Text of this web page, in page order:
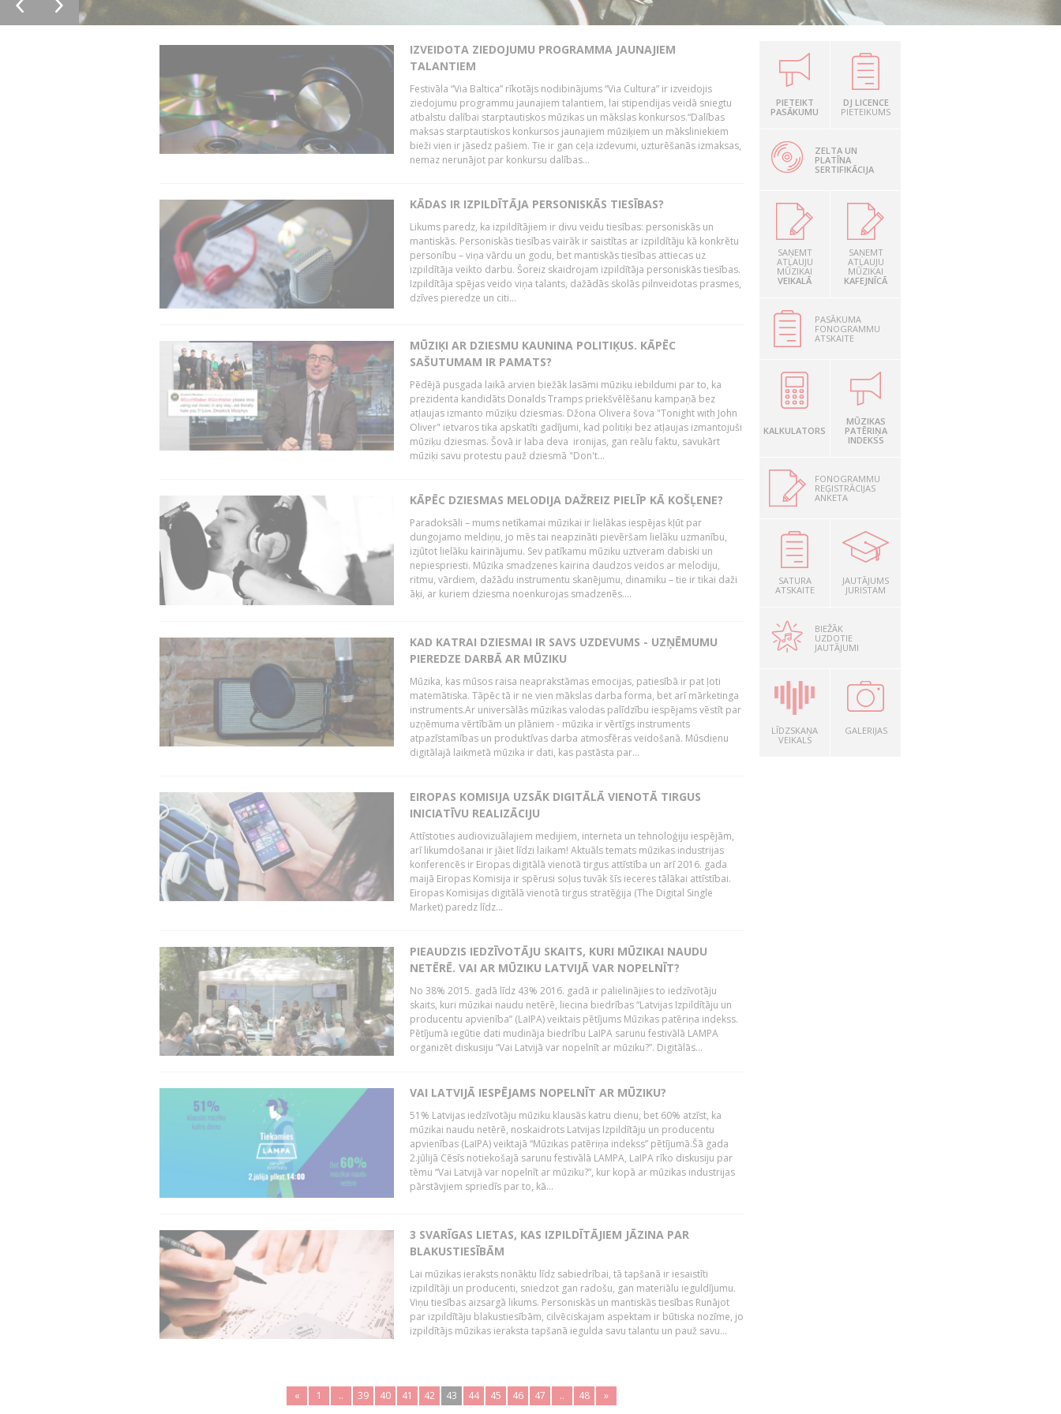
IZVEIDOTA ZIEDOJUMU PROGRAMMA JAUNAJIEM
TALANTIEM
Festivāla “Via Baltica” rīkotājs nodibinājums “Via Cultura” ir izveidojis
ziedojumu programmu jaunajiem talantiem, lai stipendijas veidā sniegtu
atbalstu dalībai starptautiskos mūzikas un mākslas konkursos.“Dalības
maksas starptautiskos konkursos jaunajiem mūziķiem un māksliniekiem
bieži vien ir jāsedz pašiem. Tie ir gan ceļa izdevumi, uzturēšanās izmaksas,
nemaz nerunājot par konkursu dalības...
KĀDAS IR IZPILDĪTĀJA PERSONISKĀS TIESĪBAS?
Likums paredz, ka izpildītājiem ir divu veidu tiesības: personiskās un
mantiskās. Personiskās tiesības vairāk ir saistītas ar izpildītāju kā konkrētu
personību – viņa vārdu un godu, bet mantiskās tiesības attiecas uz
izpildītāja veikto darbu. Šoreiz skaidrojam izpildītāja personiskās tiesības.
Izpildītāja spējas veido viņa talants, dažādās skolās pilnveidotas prasmes,
dzīves pieredze un citi...
MŪZIĶI AR DZIESMU KAUNINA POLITIĶUS. KĀPĒC
SAŠUTUMAM IR PAMATS?
Pēdējā pusgada laikā arvien biežāk lasāmi mūziķu iebildumi par to, ka
prezidenta kandidāts Donalds Tramps priekšvēlēšanu kampaņā bez
atļaujas izmanto mūziķu dziesmas. Džona Olivera šova "Tonight with John
Oliver" ietvaros tika apskatīti gadījumi, kad politiķi bez atļaujas izmantojuši
mūziķu dziesmas. Šovā ir laba deva ironijas, gan reālu faktu, savukārt
mūziķi savu protestu pauž dziesmā "Don't...
KĀPĒC DZIESMAS MELODIJA DAŽREIZ PIELĪP KĀ KOŠĻENE?
Paradoksāli – mums netīkamai mūzikai ir lielākas iespējas kļūt par
dungojamo meldiņu, jo mēs tai neapzināti pievēršam lielāku uzmanību,
izjūtot lielāku kairinājumu. Sev patīkamu mūziku uztveram dabiski un
nepiespriesti. Mūzika smadzenes kairina daudzos veidos ar melodiju,
ritmu, vārdiem, dažādu instrumentu skanējumu, dinamiku – tie ir tikai daži
āķi, ar kuriem dziesma noenkurojas smadzenēs....
KAD KATRAI DZIESMAI IR SAVS UZDEVUMS - UZŅĒMUMU
PIEREDZE DARBĀ AR MŪZIKU
Mūzika, kas mūsos raisa neaprakstāmas emocijas, patiesībā ir pat ļoti
matemātiska. Tāpēc tā ir ne vien mākslas darba forma, bet arī mārketinga
instruments.Ar universālās mūzikas valodas palīdzību iespējams vēstīt par
uzņēmuma vērtībām un plāniem - mūzika ir vērtīgs instruments
atpazīstamības un produktīvas darba atmosfēras veidošanā. Mūsdienu
digitālajā laikmetā mūzika ir dati, kas pastāsta par...
EIROPAS KOMISIJA UZSĀK DIGITĀLĀ VIENOTĀ TIRGUS
INICIATĪVU REALIZĀCIJU
Attīstoties audiovizuālajiem medijiem, interneta un tehnoloģiju iespējām,
arī likumdošanai ir jāiet līdzi laikam! Aktuāls temats mūzikas industrijas
konferencēs ir Eiropas digitālā vienotā tirgus attīstība un arī 2016. gada
maijā Eiropas Komisija ir spērusi soļus tuvāk šīs ieceres tālākai attīstībai.
Eiropas Komisijas digitālā vienotā tirgus stratēģija (The Digital Single
Market) paredz līdz...
PIEAUDZIS IEDZĪVOTĀJU SKAITS, KURI MŪZIKAI NAUDU
NETĒRĒ. VAI AR MŪZIKU LATVIJĀ VAR NOPELNĪT?
No 38% 2015. gadā līdz 43% 2016. gadā ir palielinājies to iedzīvotāju
skaits, kuri mūzikai naudu netērē, liecina biedrības “Latvijas Izpildītāju un
producentu apvienība” (LaIPA) veiktais pētījums Mūzikas patēriņa indekss.
Pētījumā iegūtie dati mudināja biedrību LaIPA sarunu festivālā LAMPA
organizēt diskusiju “Vai Latvijā var nopelnīt ar mūziku?”. Digitālās...
VAI LATVIJĀ IESPĒJAMS NOPELNĪT AR MŪZIKU?
51% Latvijas iedzīvotāju mūziku klausās katru dienu, bet 60% atzīst, ka
mūzikai naudu netērē, noskaidrots Latvijas Izpildītāju un producentu
apvienības (LaIPA) veiktajā “Mūzikas patēriņa indekss” pētījumā.Šā gada
2.jūlijā Cēsīs notiekošajā sarunu festivālā LAMPA, LaIPA rīko diskusiju par
tēmu “Vai Latvijā var nopelnīt ar mūziku?”, kur kopā ar mūzikas industrijas
pārstāvjiem spriedīs par to, kā...
3 SVARĪGAS LIETAS, KAS IZPILDĪTĀJIEM JĀZINA PAR
BLAKUSTIESĪBĀM
Lai mūzikas ieraksts nonāktu līdz sabiedrībai, tā tapšanā ir iesaistīti
izpildītāji un producenti, sniedzot gan radošu, gan materiālu ieguldījumu.
Viņu tiesības aizsargā likums. Personiskās un mantiskās tiesības Runājot
par izpildītāju blakustiesībām, cilvēciskajam aspektam ir būtiska nozīme, jo
izpildītājs mūzikas ieraksta tapšanā iegulda savu talantu un pauž savu...
« 1 .. 39 40 41 42 43 44 45 46 47 .. 48 »
PIETEIKT
PASĀKUMU
DJ LICENCE
PIETEIKUMS
ZELTA UN
PLATĪNA
SERTIFIKĀCIJA
SAŅEMT
ATĻAUJU
MŪZIKAI
VEIKALĀ
SAŅEMT
ATĻAUJU
MŪZIKAI
KAFEJNĪCĀ
PASĀKUMA
FONOGRAMMU
ATSKAITE
KALKULATORS
MŪZIKAS
PATĒRIŅA
INDEKSS
FONOGRAMMU
REĢISTRĀCIJAS
ANKETA
SATURA
ATSKAITE
JAUTĀJUMS
JURISTAM
BIEŽĀK
UZDOTIE
JAUTĀJUMI
LĪDZSKAŅA
VEIKALS
GALERIJAS